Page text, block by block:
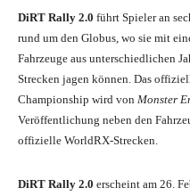
DiRT Rally 2.0 führt Spieler an
rund um den Globus, wo sie mit
Fahrzeuge aus unterschiedlichen
Strecken jagen können. Das
Championship wird von Monster
Veröffentlichung neben den
offizielle WorldRX-Strecken.
DiRT Rally 2.0 erscheint am 26.